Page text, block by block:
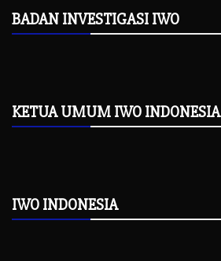
BADAN INVESTIGASI IWO
KETUA UMUM IWO INDONESIA
IWO INDONESIA